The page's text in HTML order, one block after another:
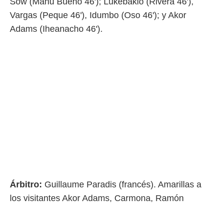
Vargas (Peque 46'), Idumbo (Oso 46'); y Akor
Adams (Iheanacho 46').
Árbitro: Guillaume Paradis (francés). Amarillas a
los visitantes Akor Adams, Carmona, Ramón